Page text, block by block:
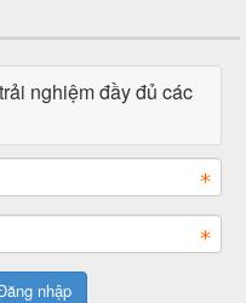
nghiệm đầy đủ các
nhập